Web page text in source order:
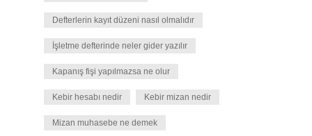
Defterlerin kayıt düzeni nasıl olmalıdır
İşletme defterinde neler gider yazılır
Kapanış fişi yapılmazsa ne olur
Kebir hesabı nedir Kebir mizan nedir
Mizan muhasebe ne demek